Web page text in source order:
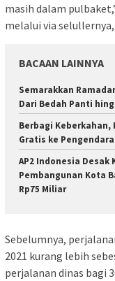
masih dalam
melalui via selullernya,
BACAAN LAINNYA
Semarakkan
Dari Bedah Panti
Berbagi Keberkahan,
Gratis ke Pengendara
AP2 Indonesia Desak
Pembangunan Kota
Rp75 Miliar
Sebelumnya,
2021 kurang lebih
perjalanan dinas bagi